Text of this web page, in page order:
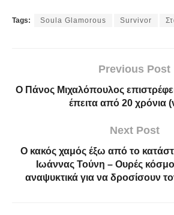
Tags: Soula Glamorous Survivor
Previous Post
Ο Πάνος Μιχαλόπουλος
έπειτα από 20 χρόνια
Next Post
Ο κακός χαμός έξω από το
Ιωάννας Τούνη – Ουρές
αναψυκτικά για να δροσίσουν